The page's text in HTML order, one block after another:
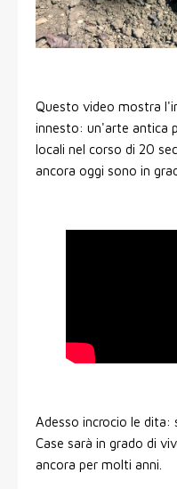
Questo video mostra
innesto: un'arte antica
locali nel corso di 20
ancora oggi sono in
Adesso incrocio le dita:
Case sarà in grado di
ancora per molti anni.